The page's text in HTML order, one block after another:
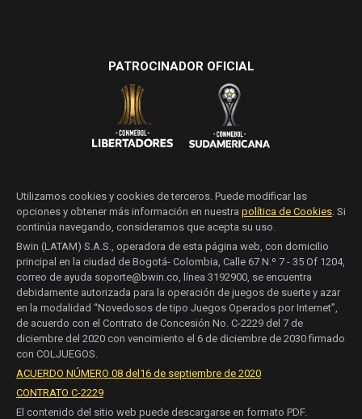
PATROCINADOR OFICIAL
Utilizamos cookies y cookies de terceros. Puede modificar las
opciones y obtener más información en nuestra política de Cookies . Si
continúa navegando, consideramos que acepta su uso.
Bwin (LATAM) S.A.S., operadora de esta página web, con domicilio
principal en la ciudad de Bogotá- Colombia, Calle 67 N.º 7 - 35 Of 1204,
correo de ayuda soporte@bwin.co, línea 3192900, se encuentra
debidamente autorizada para la operación de juegos de suerte y azar
en la modalidad “Novedosos de tipo Juegos Operados por Internet”,
de acuerdo con el Contrato de Concesión No. C-2229 del 7 de
diciembre del 2020 con vencimiento el 6 de diciembre de 2030 firmado
con COLJUEGOS.
ACUERDO NÚMERO 08 del16 de septiembre de 2020
CONTRATO C-2229
El contenido del sitio web puede descargarse en formato PDF.